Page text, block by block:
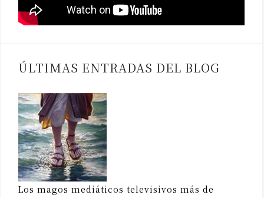
ÚLTIMAS ENTRADAS DEL BLOG
Los magos mediáticos televisivos más de